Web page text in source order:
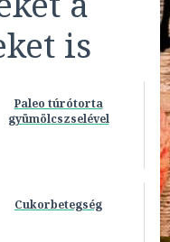
is
Paleo túrótorta
gyümölcszselével
Cukorbetegség